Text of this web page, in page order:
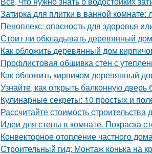
Затирка для плитки в ванной
Пеноплекс: опасность для здоровья
Стоит ли обкладывать деревянный
Как обложить деревянный дом
Профлистовая обшивка стен с
Как обложить кирпичом деревянный
Узнайте, как открыть балконную
Кулинарные секреты: 10 простых и
Рассчитайте стоимость
Идеи для стены в комнате. Покраска
Конвекторное отопление частного
Строительный гид: Монтаж конька на